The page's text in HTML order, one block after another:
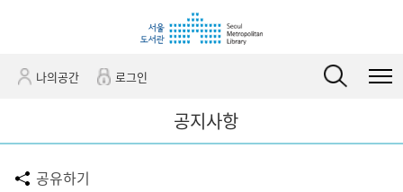
k
기
나의공간 로그인
공지사항
공유하기